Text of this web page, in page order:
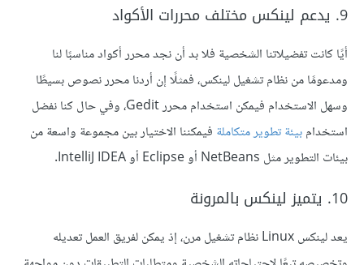
9. يدعم لينكس مختلف محررات الأكواد
أيًا كانت تفضيلاتنا الشخصية فلا بد أن نجد محرر أكواد مناسبًا لنا
ومدعومًا من نظام تشغيل لينكس، فمثلًا إن أردنا محرر نصوص بسيطًا
وسهل الاستخدام فيمكن استخدام محرر Gedit، وفي حال كنا نفضل
استخدامبيئة تطوير متكاملة فيمكننا الاختيار بين مجموعة واسعة من
بيئات التطوير مثل NetBeans أو Eclipse أو IntelliJ IDEA.
10. يتميز لينكس بالمرونة
يعد لينكس Linux نظام تشغيل مرن، إذ يمكن لفريق العمل تعديله